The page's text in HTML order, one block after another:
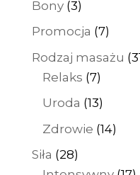
Bony 33
produkty
Promocja 77
Rodzaj masażu
Relaks 77
Uroda 1313
Zdrowie 1414
Siła 2828